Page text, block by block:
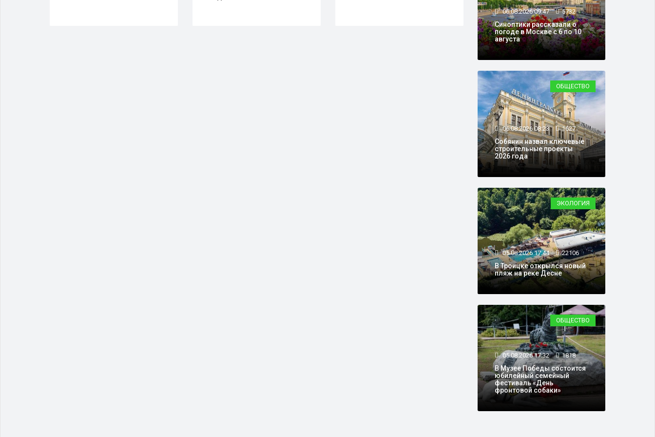
зарубежных гостей
06.08.2026 09:47 5732
Синоптики рассказали о
погоде в Москве с 6 по 10
августа
ОБЩЕСТВО
06.08.2026 08:23 1627
Собянин назвал ключевые
строительные проекты
2026 года
ЭКОЛОГИЯ
05.08.2026 17:44 22106
В Троицке открылся новый
пляж на реке Десне
ОБЩЕСТВО
05.08.2026 17:32 1818
В Музее Победы состоится
юбилейный семейный
фестиваль «День
фронтовой собаки»